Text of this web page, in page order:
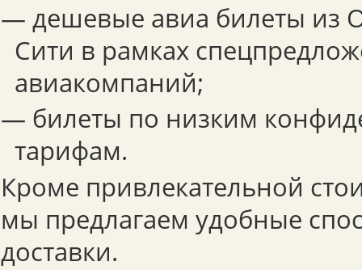
— дешевые авиа билеты из
Сити в рамках
авиакомпаний;
— билеты по низким
тарифам.
Кроме привлекательной
мы предлагаем удобные
доставки.